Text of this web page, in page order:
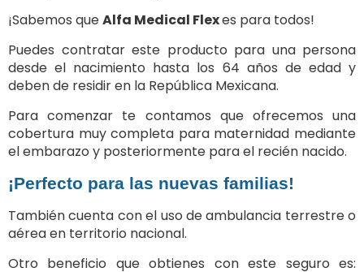
¡Sabemos queAlfa Medical Flexes para todos!
Puedes contratar este producto para una persona
desde el nacimiento hasta los 64 años de edad y
deben de residir en la República Mexicana.
Para comenzar te contamos que ofrecemos una
cobertura muy completa para maternidad mediante
el embarazo y posteriormente para el recién nacido.
¡Perfecto para las nuevas familias!
También cuenta con el uso de ambulancia terrestre o
aérea en territorio nacional.
Otro beneficio que obtienes con este seguro es: